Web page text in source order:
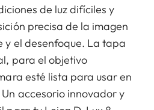
de luz difíciles y
precisa de la imagen
y el desenfoque. La tapa
para el objetivo
esté lista para usar en
accesorio innovador y